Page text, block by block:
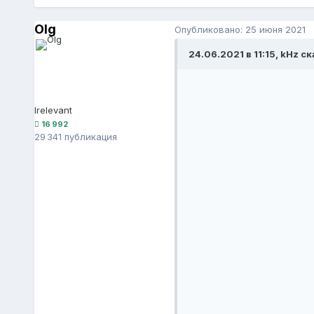
Olg
Irelevant
16 992
29 341 публикация
Опубликовано: 25 июня 2021
24.06.2021 в 11:15, kHz